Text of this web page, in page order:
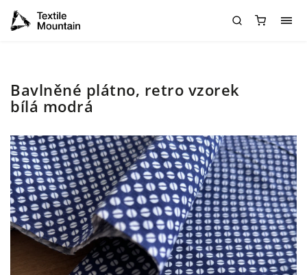
Bavlněné plátno, retro vzorek
bílá modrá